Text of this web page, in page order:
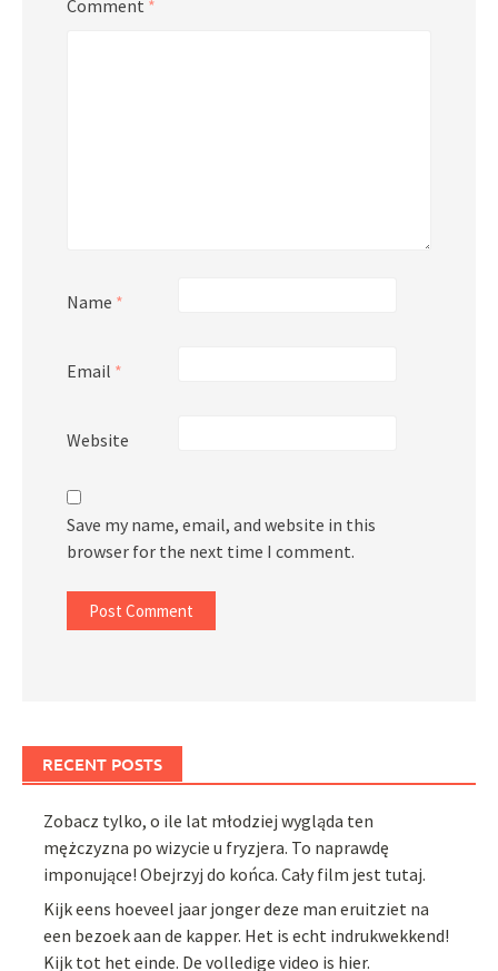
Comment *
Name *
Email *
Website
Save my name, email, and website in this
browser for the next time I comment.
RECENT POSTS
Zobacz tylko, o ile lat młodziej wygląda ten
mężczyzna po wizycie u fryzjera. To naprawdę
imponujące! Obejrzyj do końca. Cały film jest tutaj.
Kijk eens hoeveel jaar jonger deze man eruitziet na
een bezoek aan de kapper. Het is echt indrukwekkend!
Kijk tot het einde. De volledige video is hier.